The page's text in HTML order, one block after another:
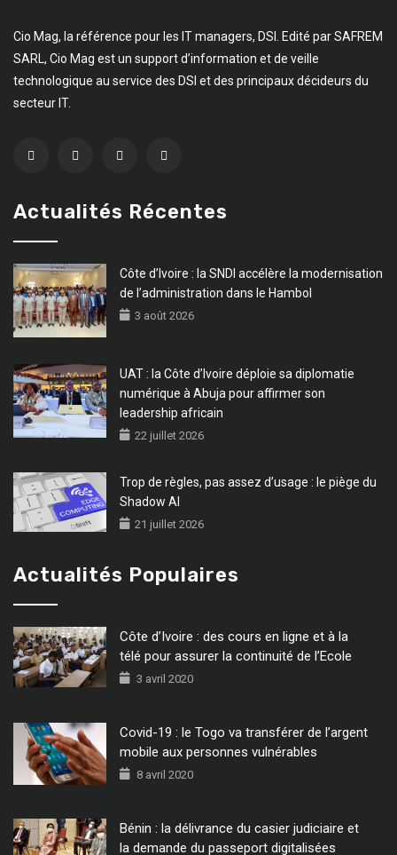
Cio Mag, la référence pour les IT managers, DSI. Edité par SAFREM
SARL, Cio Mag est un support d’information et de veille
technologique au service des DSI et des principaux décideurs du
secteur IT.
Actualités Récentes
Côte d’Ivoire : la SNDI accélère la modernisation
de l’administration dans le Hambol
3 août 2026
UAT : la Côte d’Ivoire déploie sa diplomatie
numérique à Abuja pour affirmer son
leadership africain
22 juillet 2026
Trop de règles, pas assez d’usage : le piège du
Shadow AI
21 juillet 2026
Actualités Populaires
Côte d’Ivoire : des cours en ligne et à la
télé pour assurer la continuité de l’Ecole
3 avril 2020
Covid-19 : le Togo va transférer de l’argent
mobile aux personnes vulnérables
8 avril 2020
Bénin : la délivrance du casier judiciaire et
la demande du passeport digitalisées